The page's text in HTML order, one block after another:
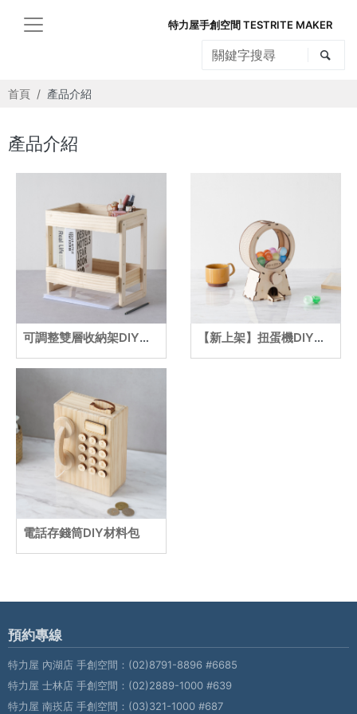
特力屋手創空間 TESTRITE MAKER
首頁 產品介紹
產品介紹
可調整雙層收納架DIY材料包 【新上架】扭蛋機DIY材料包
電話存錢筒DIY材料包
預約專線
特力屋 內湖店 手創空間： (02)8791-8896 #6685
特力屋 士林店 手創空間： (02)2889-1000 #639
特力屋 南崁店 手創空間： (03)321-1000 #687